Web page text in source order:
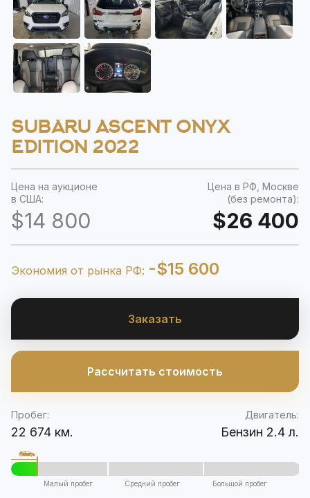
SUBARU ASCENT ONYX
EDITION 2022
Цена на аукционе
в США:
$14 800
Цена в РФ, Москве
(без ремонта):
$26 400
Экономия от рынка РФ: -$15 600
Заказать
Рассчитать стоимость
Пробег:
22 674 км.
Двигатель:
Бензин 2.4 л.
Малый пробег Средний пробег Большой пробег